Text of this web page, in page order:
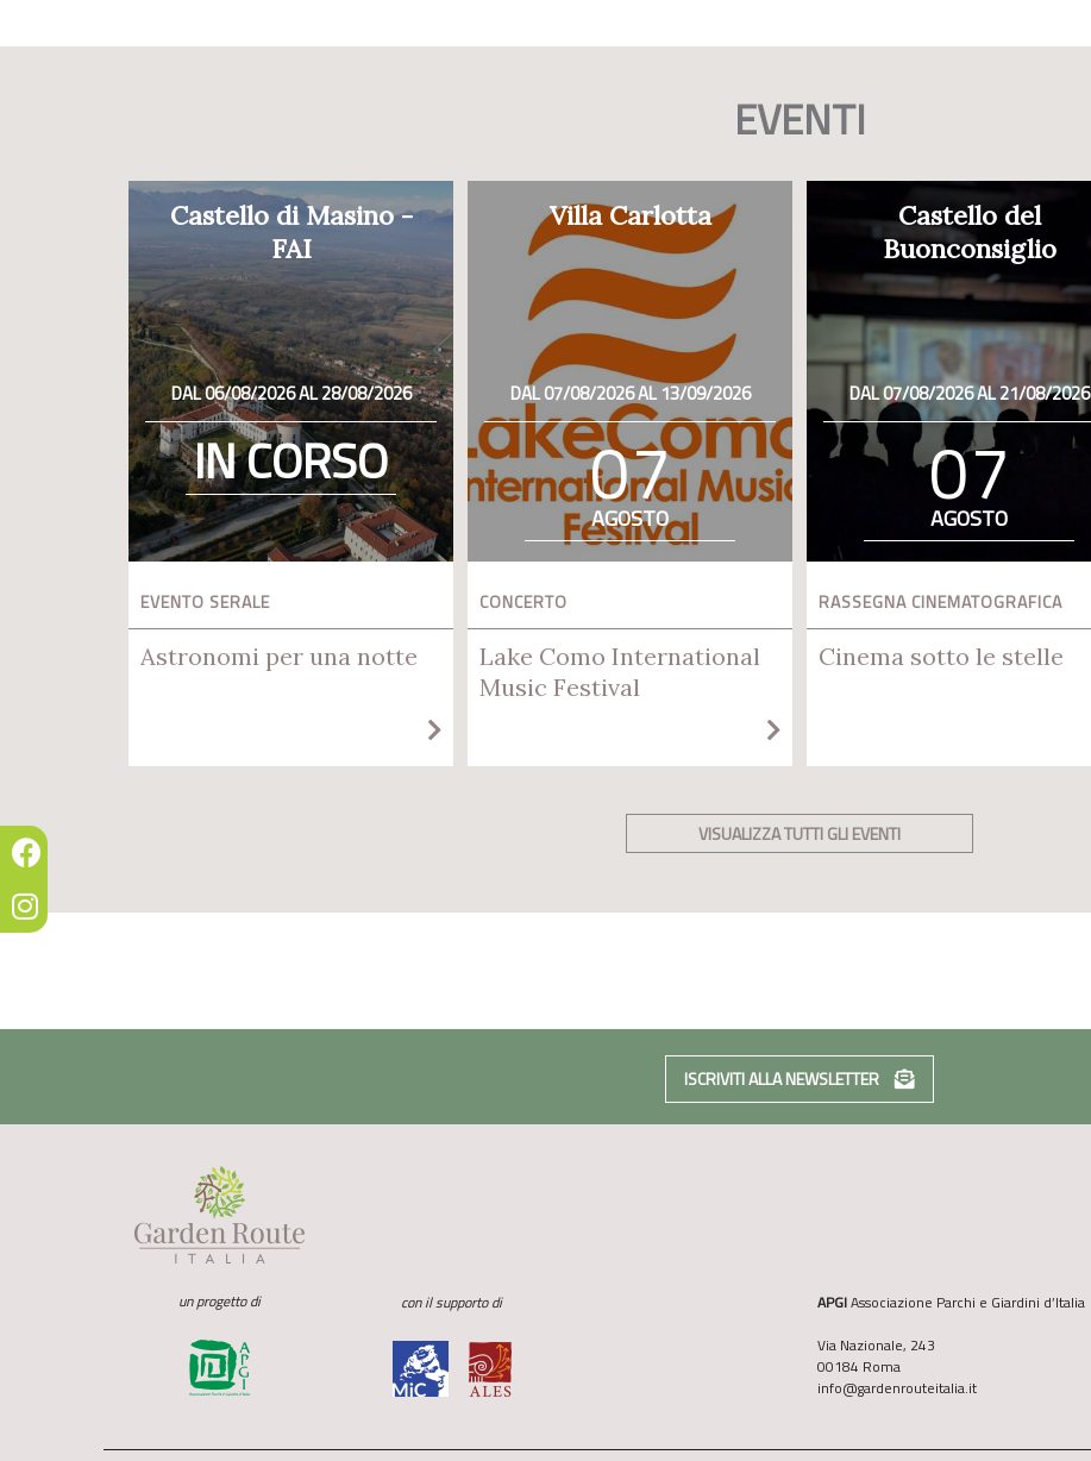
EVENTI
Castello di Masino -
FAI
DAL 06/08/2026 AL 28/08/2026
IN CORSO
EVENTO SERALE
Astronomi per una notte
Villa Carlotta
DAL 07/08/2026 AL 13/09/2026
07
AGOSTO
CONCERTO
Lake Como International
Music Festival
Castello del
Buonconsiglio
DAL 07/08/2026 AL 21/08/2026
07
AGOSTO
RASSEGNA CINEMATOGRAFICA
Cinema sotto le stelle
VISUALIZZA TUTTI GLI EVENTI
ISCRIVITI ALLA NEWSLETTER
un progetto di con il supporto di APGIAssociazione Parchi e Giardini d’Italia
Via Nazionale, 243
00184 Roma
info@gardenrouteitalia.it